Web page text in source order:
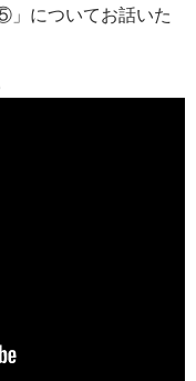
」についてお話いた